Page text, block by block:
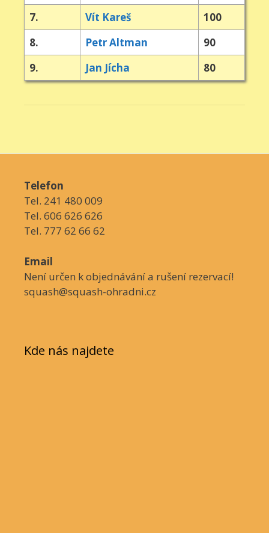
7.
Vít Kareš
100
8.
Petr Altman
90
9.
Jan Jícha 80
Telefon
Tel. 241 480 009
Tel. 606 626 626
Tel. 777 62 66 62
Email
Není určen k objednávání a rušení rezervací!
squash@squash-ohradni.cz
Kde nás najdete